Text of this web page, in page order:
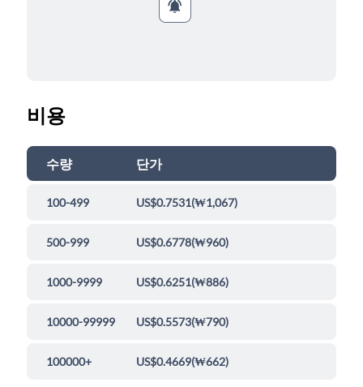
비용
수량 단가
100-499 US$0.7531(₩1,067)
500-999 US$0.6778(₩960)
1000-9999 US$0.6251(₩886)
10000-99999 US$0.5573(₩790)
100000+ US$0.4669(₩662)